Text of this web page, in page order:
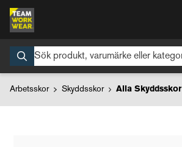
Arbetsskor Skyddsskor Alla Skyddsskor